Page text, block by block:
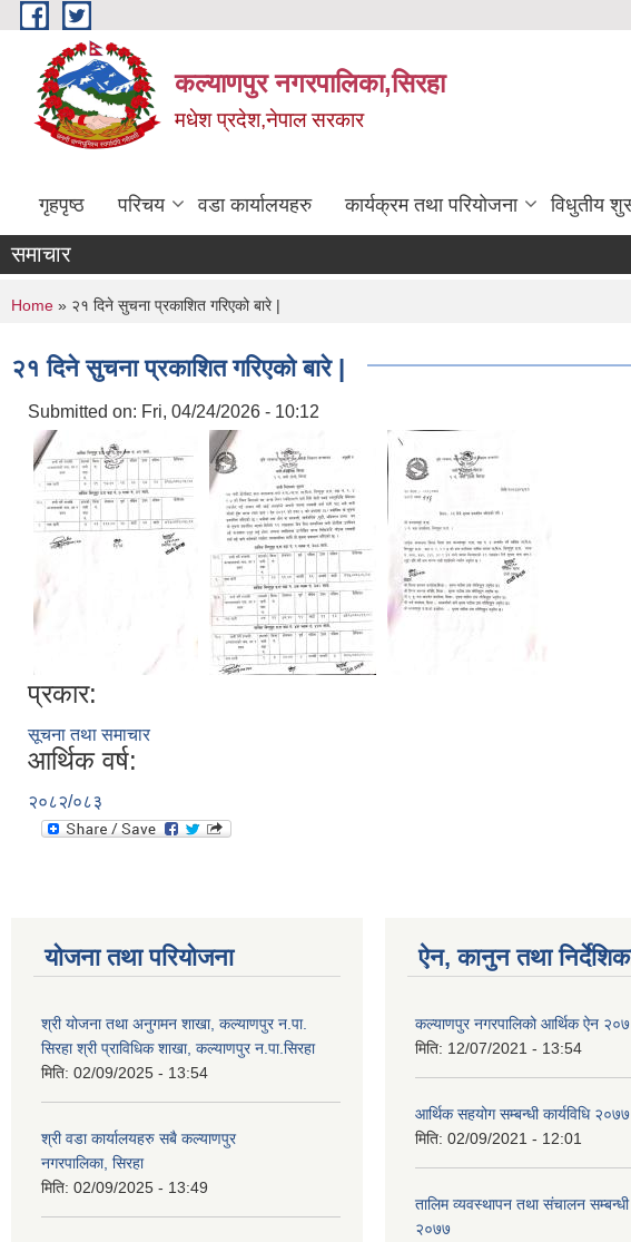
Skip to main content
कल्याणपुर नगरपालिका,सिरहा
मधेश प्रदेश,नेपाल सरकार
गृहपृष्ठ परिचय वडा कार्यालयहरु कार्यक्रम तथा परियोजना विधुतीय
समाचार
You are here
Home » २१ दिने सुचना प्रकाशित गरिएको बारे |
२१ दिने सुचना प्रकाशित गरिएको बारे |
Submitted on: Fri, 04/24/2026 - 10:12
प्रकार:
सूचना तथा समाचार
आर्थिक वर्ष:
२०८२/०८३
योजना तथा परियोजना
श्री योजना तथा अनुगमन शाखा, कल्याणपुर न.पा.
सिरहा श्री प्राविधिक शाखा, कल्याणपुर न.पा.सिरहा
मिति: 02/09/2025 - 13:54
श्री वडा कार्यालयहरु सबै कल्याणपुर
नगरपालिका, सिरहा
मिति: 02/09/2025 - 13:49
ऐन, कानुन तथा
कल्याणपुर नगरपालिको आर्थिक ऐन
मिति: 12/07/2021 - 13:54
आर्थिक सहयोग सम्बन्धी कार्यविधि २०७७
मिति: 02/09/2021 - 12:01
तालिम व्यवस्थापन तथा संचालन सम्बन्धी
२०७७